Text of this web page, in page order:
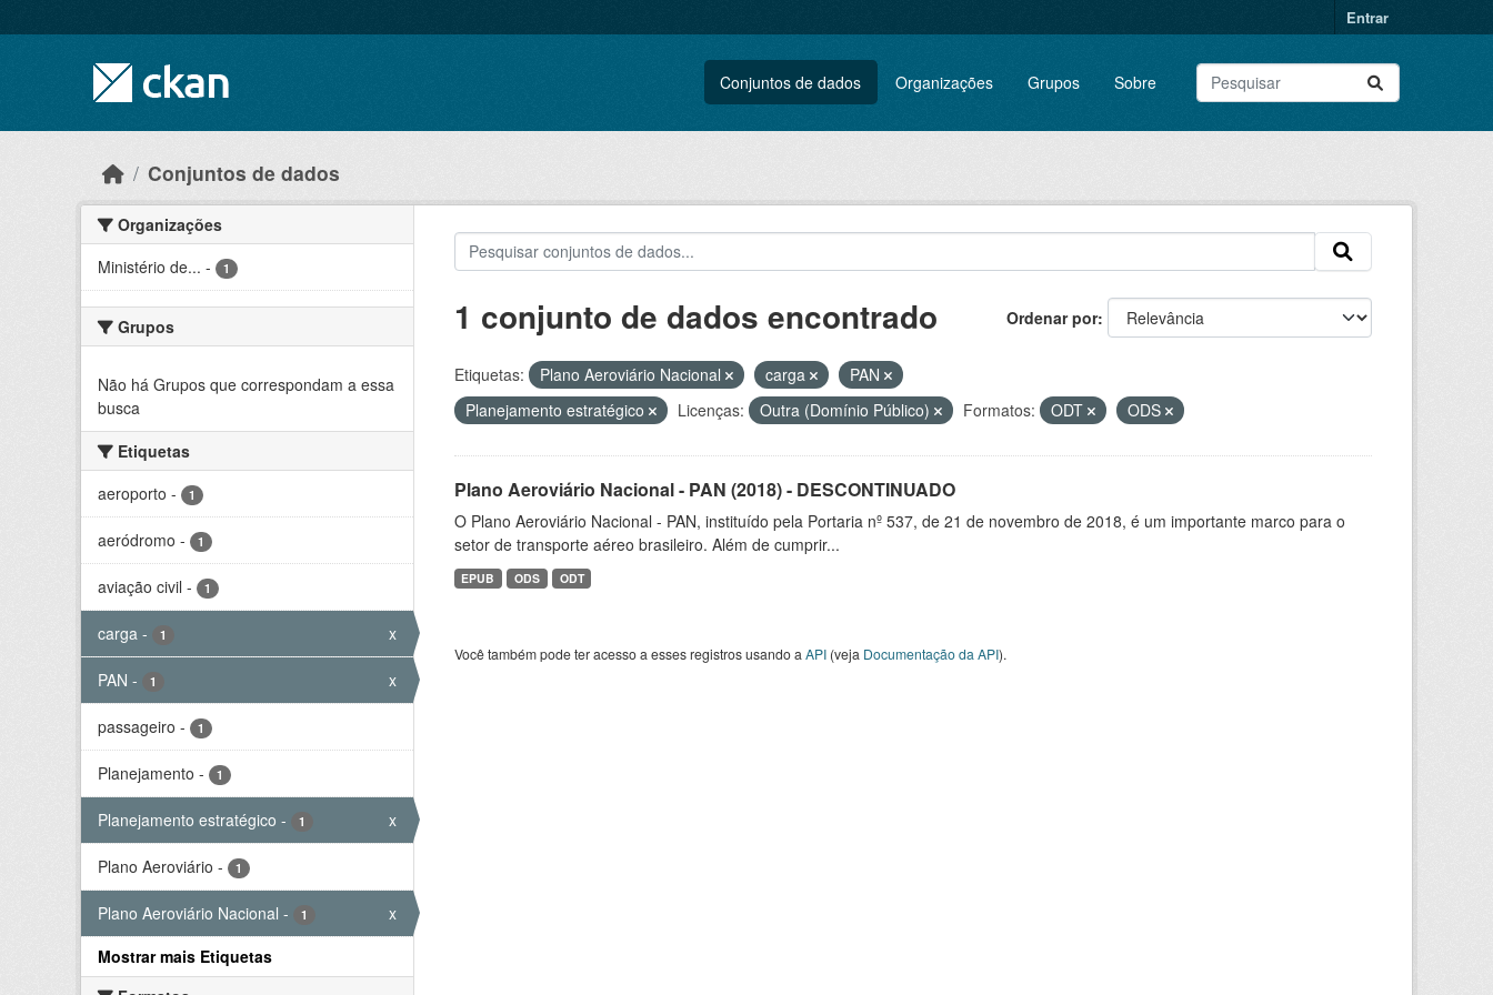
Entrar
Conjuntos de dados Organizações Grupos Sobre
Conjuntos de dados
Organizações
Ministério de... - 1
Grupos
Não há Grupos que correspondam a essa
busca
Etiquetas
aeroporto - 1
aeródromo - 1
aviação civil - 1
carga - 1 x
PAN - 1 x
passageiro - 1
Planejamento - 1
Planejamento estratégico - 1 x
Plano Aeroviário - 1
Plano Aeroviário Nacional - 1
x
Mostrar mais Etiquetas
Ordenar por
1 conjunto de dados encontrado
Etiquetas: Plano Aeroviário Nacional carga
PAN
Planejamento estratégico
Licenças: Outra (Domínio Público) Formatos: ODT ODS
Plano Aeroviário Nacional - PAN (2018) - DESCONTINUADO
O Plano Aeroviário Nacional - PAN, instituído pela Portaria nº 537, de 21 de novembro de 2018, é um importante marco para o
setor de transporte aéreo brasileiro. Além de cumprir...
EPUB ODS ODT
Você também pode ter acesso a esses registros usando a API(veja Documentação da API).